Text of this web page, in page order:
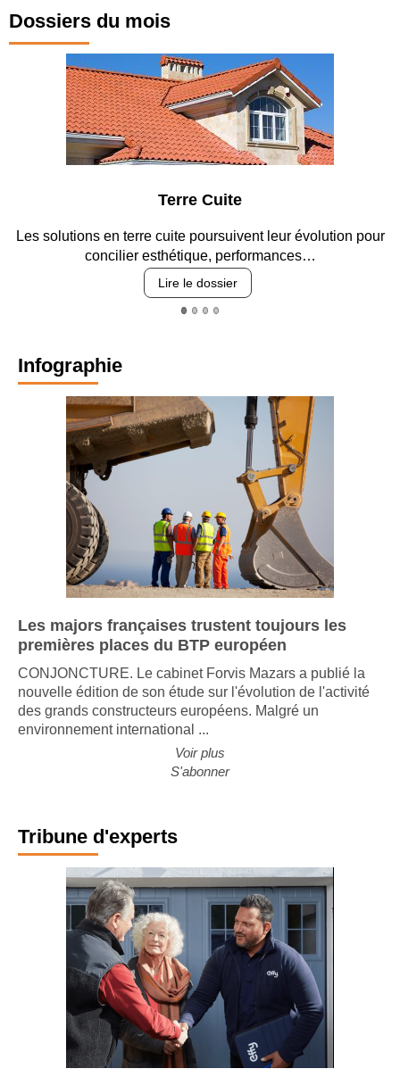
Dossiers du mois
Terre Cuite
en terre cuite poursuivent leur évolution pour
concilier esthétique, performances…
Lire le dossier
Infographie
Les majors françaises trustent toujours les
premières places du BTP européen
CONJONCTURE. Le cabinet Forvis Mazars a publié la
nouvelle édition de son étude sur l'évolution de l'activité
des grands constructeurs européens. Malgré un
environnement international ...
Voir plus
S'abonner
Tribune d'experts